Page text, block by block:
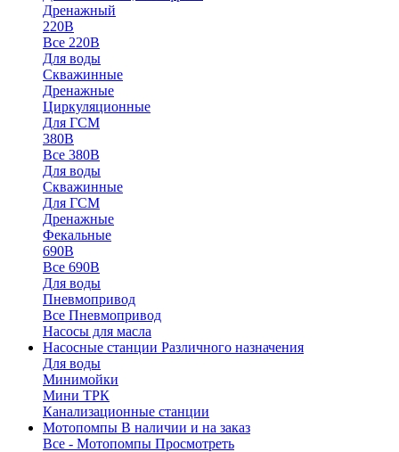
Дренажный
220В
Все 220В
Для воды
Скважинные
Дренажные
Циркуляционные
Для ГСМ
380В
Все 380В
Для воды
Скважинные
Для ГСМ
Дренажные
Фекальные
690В
Все 690В
Для воды
Пневмопривод
Все Пневмопривод
Насосы для масла
Насосные станции Различного назначения
Для воды
Минимойки
Мини ТРК
Канализационные станции
Мотопомпы В наличии и на заказ
Все - Мотопомпы Просмотреть